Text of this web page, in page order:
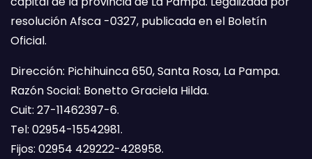
resolución Afsca -0327, publicada en el Boletín
Oficial.
Dirección: Pichihuinca 650, Santa Rosa, La Pampa.
Razón Social: Bonetto Graciela Hilda.
Cuit: 27-11462397-6.
Tel: 02954-15542981.
Fijos: 02954 429222-428958.